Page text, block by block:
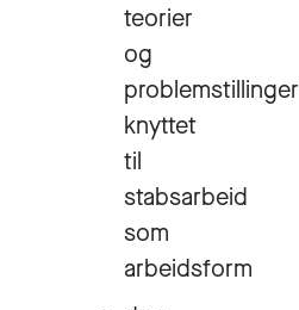
teorier
og
problemstillinger
knyttet
til
stabsarbeid
som
arbeidsform